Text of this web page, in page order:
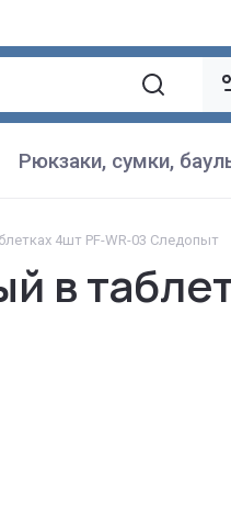
Рюкзаки, сумки,
4шт PF-WR-03 Следопыт
в